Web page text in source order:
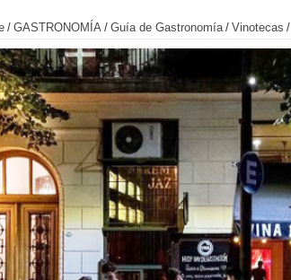
/ GASTRONOMÍA / Guía de Gastronomía / Vinotecas /